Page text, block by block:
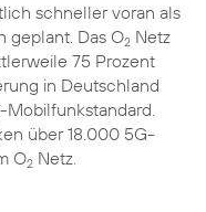
schneller voran als
geplant. Das O2Netz
75 Prozent
in Deutschland
Mobilfunkstandard.
über 18.000 5G-
O2Netz.